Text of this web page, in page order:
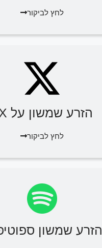
לחץ לביקור
הזרע שמשון על X
לחץ לביקור
הזרע שמשון